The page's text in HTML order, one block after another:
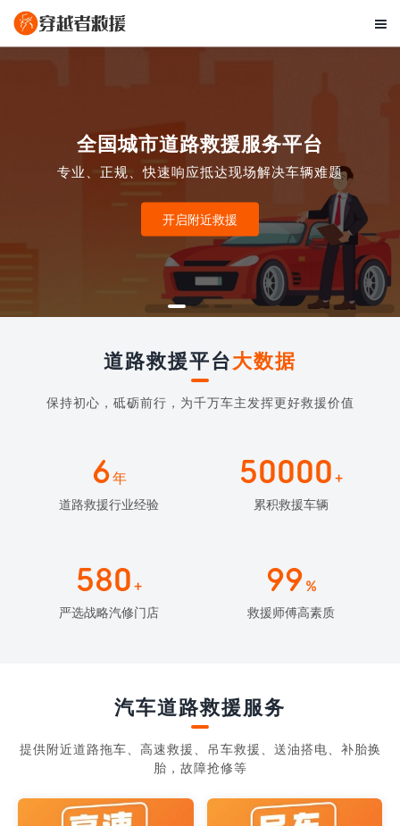

全国城市道路救援服务平台
专业、正规、快速响应抵达现场解决车辆难题
开启附近救援
道路救援平台大数据
保持初心，砥砺前行，为千万车主发挥更好救援价值
6年
道路救援行业经验
50000 +
累积救援车辆
580 +
严选战略汽修门店
99 %
救援师傅高素质
汽车道路救援服务
提供附近道路拖车、高速救援、吊车救援、送油搭电、补胎换
胎，故障抢修等